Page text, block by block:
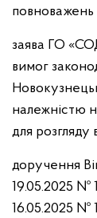
повноважень
заява ГО
вимог
належністю
для розгляду
доручення
19.05.2025 №
16.05.2025 №